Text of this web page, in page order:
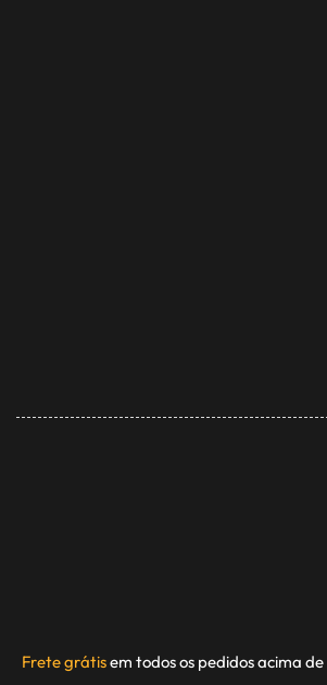
Frete grátisem todos os pedidos acima